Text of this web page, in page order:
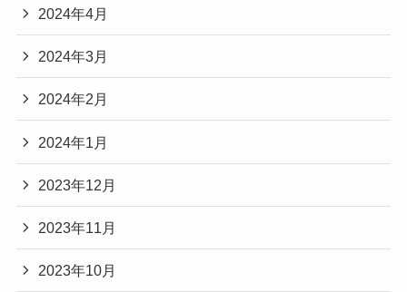
2024年4月
2024年3月
2024年2月
2024年1月
2023年12月
2023年11月
2023年10月